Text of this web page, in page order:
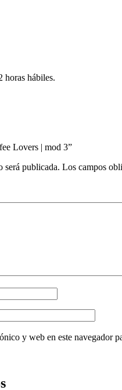
horas hábiles.
Lovers | mod 3”
será publicada. Los campos
y web en este navegador